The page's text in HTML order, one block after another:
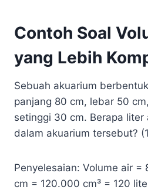
Contoh Soal
yang Lebih
Sebuah akuarium
panjang 80 cm, lebar 50
setinggi 30 cm. Berapa liter
dalam akuarium tersebut?
Penyelesaian: Volume air =
cm = 120.000 cm³ = 120